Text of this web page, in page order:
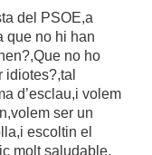
del PSOE,a
que no hi han
no ho
d’esclau,i volem
ser un
escoltin el
molt saludable.